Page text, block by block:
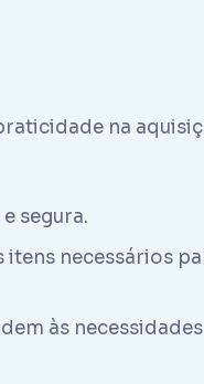
na
segura.
necessários
às necessidades